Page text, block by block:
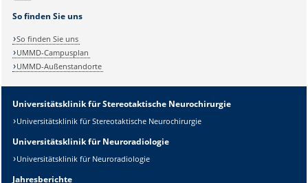
So finden Sie uns
So finden Sie uns
UMMD-Campusplan
UMMD-Außenstandorte
Universitätsklinik für Stereotaktische Neurochirurgie
Universitätsklinik für Stereotaktische Neurochirurgie
Universitätsklinik für Neuroradiologie
Universitätsklinik für Neuroradiologie
Jahresberichte